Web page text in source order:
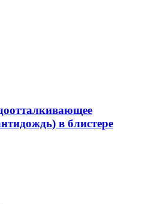
в блистере